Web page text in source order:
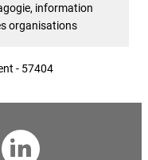
information
organisations
- 57404